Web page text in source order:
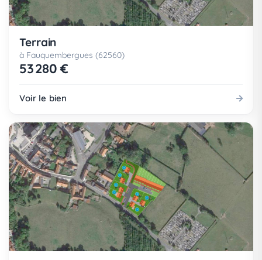
Terrain
à Fauquembergues (62560)
53 280 €
Voir le bien